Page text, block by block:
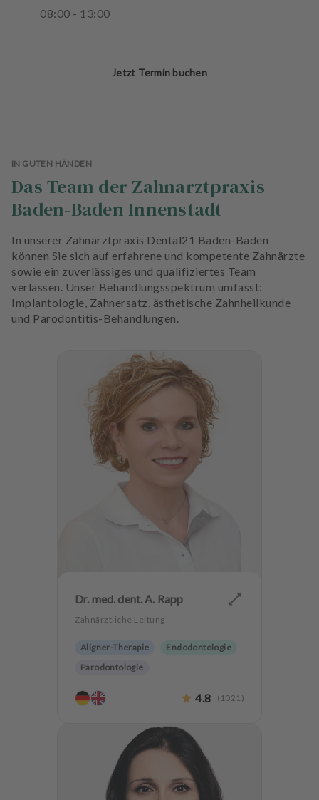
08:00 - 13:00
Jetzt Termin buchen
IN GUTEN HÄNDEN
Das Team der Zahnarztpraxis
Baden-Baden Innenstadt
In unserer Zahnarztpraxis Dental21 Baden-Baden
können Sie sich auf erfahrene und kompetente Zahnärzte
sowie ein zuverlässiges und qualifiziertes Team
verlassen. Unser Behandlungsspektrum umfasst:
Implantologie, Zahnersatz, ästhetische Zahnheilkunde
und Parodontitis-Behandlungen.
Dr. med. dent. A. Rapp
Zahnärztliche Leitung
Aligner-Therapie
Endodontologie
Parodontologie
4.8 ( 1021 )